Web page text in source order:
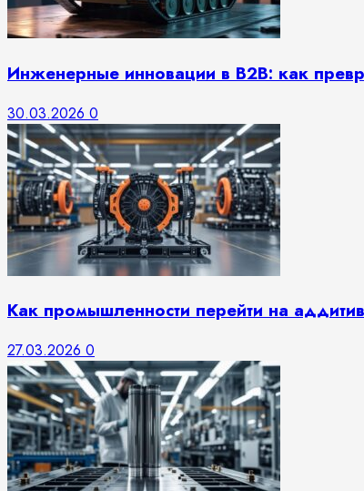
Инженерные инновации в B2B: как
30.03.2026 0
Как промышленности перейти на
27.03.2026 0